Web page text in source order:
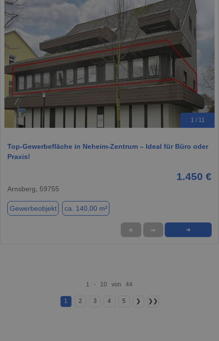
1 / 11
Top-Gewerbefläche in Neheim-Zentrum – Ideal für Büro oder
Praxis!
1.450 €
Arnsberg, 59755
Gewerbeobjekt ca. 140,00 m²
★ ➦ ➜
1 - 10 von 44
1 2 3 4 5 ❯ ❯❯